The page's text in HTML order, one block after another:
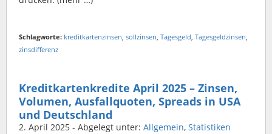
Schlagworte: kreditkartenzinsen, sollzinsen, Tagesgeld, Tagesgeldzinsen,
zinsdifferenz
Kreditkartenkredite April 2025 – Zinsen,
Volumen, Ausfallquoten, Spreads in USA
und Deutschland
2. April 2025 - Abgelegt unter: Allgemein, Statistiken